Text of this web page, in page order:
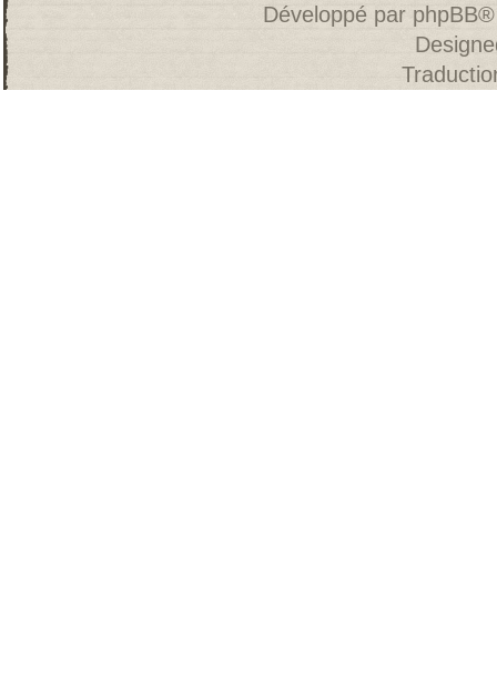
Développé par phpBB®